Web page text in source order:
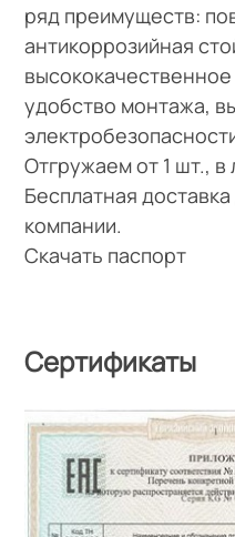
ряд преимуществ:
антикоррозийная
удобство монтажа,
Отгружаем от 1 шт.,
Бесплатная
компании.
Скачать паспорт
Сертификаты